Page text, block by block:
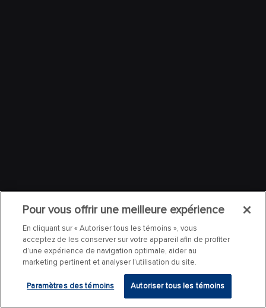
Pour vous offrir une meilleure expérience
En cliquant sur « Autoriser tous les témoins », vous
acceptez de les conserver sur votre appareil afin de profiter
d’une expérience de navigation optimale, aider au
marketing pertinent et analyser l’utilisation du site.
Paramètres des témoins Autoriser tous les témoins